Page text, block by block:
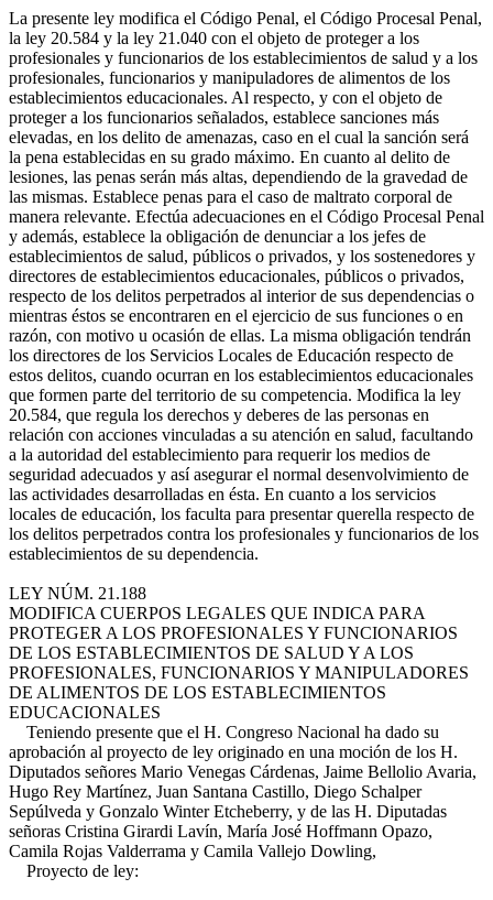
La presente ley modifica el Código Penal, el Código Procesal Penal,
la ley 20.584 y la ley 21.040 con el objeto de proteger a los
profesionales y funcionarios de los establecimientos de salud y a los
profesionales, funcionarios y manipuladores de alimentos de los
establecimientos educacionales. Al respecto, y con el objeto de
proteger a los funcionarios señalados, establece sanciones más
elevadas, en los delito de amenazas, caso en el cual la sanción será
la pena establecidas en su grado máximo. En cuanto al delito de
lesiones, las penas serán más altas, dependiendo de la gravedad de
las mismas. Establece penas para el caso de maltrato corporal de
manera relevante. Efectúa adecuaciones en el Código Procesal Penal
y además, establece la obligación de denunciar a los jefes de
establecimientos de salud, públicos o privados, y los sostenedores y
directores de establecimientos educacionales, públicos o privados,
respecto de los delitos perpetrados al interior de sus dependencias o
mientras éstos se encontraren en el ejercicio de sus funciones o en
razón, con motivo u ocasión de ellas. La misma obligación tendrán
los directores de los Servicios Locales de Educación respecto de
estos delitos, cuando ocurran en los establecimientos educacionales
que formen parte del territorio de su competencia. Modifica la ley
20.584, que regula los derechos y deberes de las personas en
relación con acciones vinculadas a su atención en salud, facultando
a la autoridad del establecimiento para requerir los medios de
seguridad adecuados y así asegurar el normal desenvolvimiento de
las actividades desarrolladas en ésta. En cuanto a los servicios
locales de educación, los faculta para presentar querella respecto de
los delitos perpetrados contra los profesionales y funcionarios de los
establecimientos de su dependencia.
LEY NÚM. 21.188
MODIFICA CUERPOS LEGALES QUE INDICA PARA
PROTEGER A LOS PROFESIONALES Y FUNCIONARIOS
DE LOS ESTABLECIMIENTOS DE SALUD Y A LOS
PROFESIONALES, FUNCIONARIOS Y MANIPULADORES
DE ALIMENTOS DE LOS ESTABLECIMIENTOS
EDUCACIONALES
Teniendo presente que el H. Congreso Nacional ha dado su
aprobación al proyecto de ley originado en una moción de los H.
Diputados señores Mario Venegas Cárdenas, Jaime Bellolio Avaria,
Hugo Rey Martínez, Juan Santana Castillo, Diego Schalper
Sepúlveda y Gonzalo Winter Etcheberry, y de las H. Diputadas
señoras Cristina Girardi Lavín, María José Hoffmann Opazo,
Camila Rojas Valderrama y Camila Vallejo Dowling,
Proyecto de ley: